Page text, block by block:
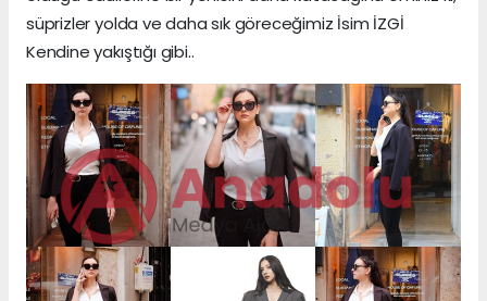
süprizler yolda ve daha sık göreceğimiz İsim İZGİ
Kendine yakıştığı gibi..